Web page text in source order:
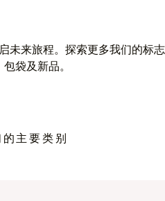
未来旅程。探索更多我们的标志
袋及新品。
主要类别